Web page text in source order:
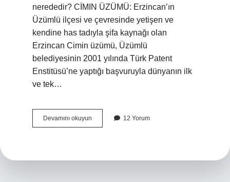
nerededir? CİMIN ÜZÜMÜ: Erzincan’ın
Üzümlü ilçesi ve çevresinde yetişen ve
kendine has tadıyla şifa kaynağı olan
Erzincan Cimin üzümü, Üzümlü
belediyesinin 2001 yılında Türk Patent
Enstitüsü’ne yaptığı başvuruyla dünyanın ilk
ve tek…
Devamını okuyun Türkiyenin
En
12 Yorum